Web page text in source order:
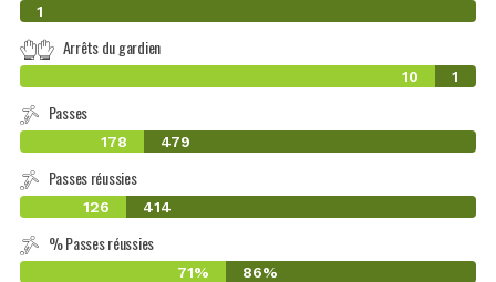
0
1
Arrêts du gardien
10 1
Passes
178 479
Passes réussies
126 414
% Passes réussies
71% 86%